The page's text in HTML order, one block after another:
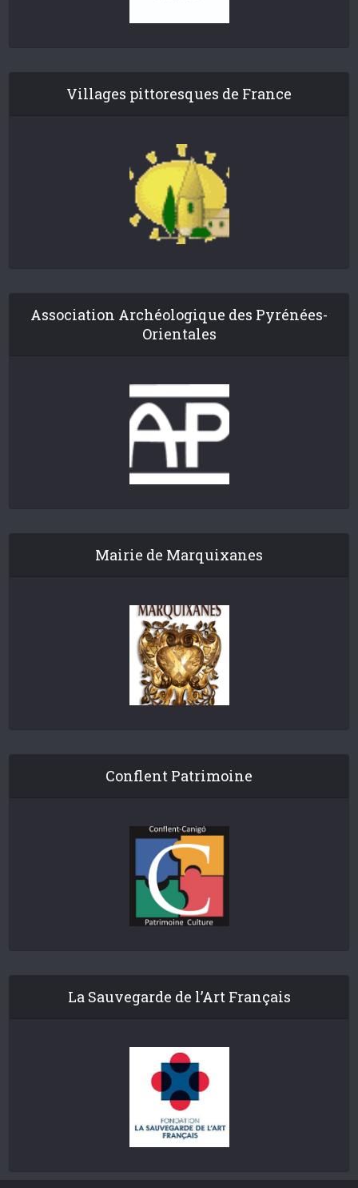
Villages pittoresques de France
Association Archéologique des Pyrénées-
Orientales
Mairie de Marquixanes
Conflent Patrimoine
La Sauvegarde de l’Art Français